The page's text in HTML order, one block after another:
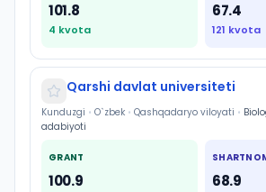
101.8
4 kvota
67.4
121 kvota
Qarshi davlat universiteti
Kunduzgi • O`zbek • Qashqadaryo viloyati •
adabiyoti
GRANT
100.9 68.9